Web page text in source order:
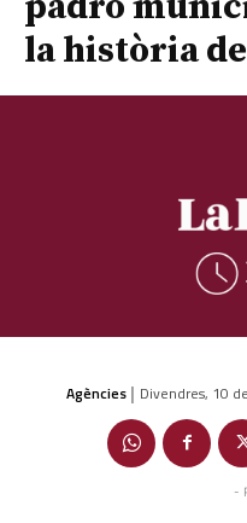
la història
Agències | Divendres, 10
-